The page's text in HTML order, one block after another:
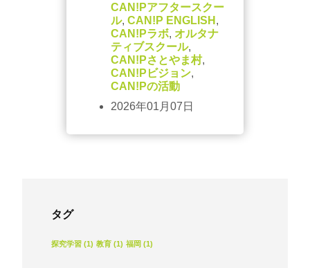
CAN!Pアフタースクー
ル, CAN!P ENGLISH ,
CAN!Pラボ, オルタナ
ティブスクール,
CAN!Pさとやま村,
CAN!Pビジョン,
CAN!Pの活動
2026年01月07日
タグ
探究学習 (1) 教育 (1) 福岡 (1)